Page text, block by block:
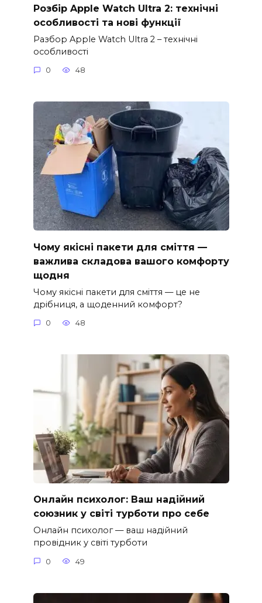
Розбір Apple Watch Ultra 2: технічні
особливості та нові функції
Разбор Apple Watch Ultra 2 – технічні
особливості
0 48
Чому якісні пакети для сміття —
важлива складова вашого комфорту
щодня
Чому якісні пакети для сміття — це не
дрібниця, а щоденний комфорт?
0 48
Онлайн психолог: Ваш надійний
союзник у світі турботи про себе
Онлайн психолог — ваш надійний
провідник у світі турботи
0 49